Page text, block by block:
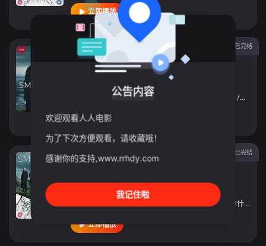
立即播放
已完结
窒息家庭第二季
连续剧 2022
爱尔兰
/ Keane
德乌拉·基尔万 / Dean / James
立即播放
已完结
窒息家庭第一季
/ Keane
妮芙·沃尔什 /
立即播放
公告内容
欢迎观看人人电影
为了下次方便观看，请收藏哦！
感谢你的支持,www.rrhdy.com
我记住啦